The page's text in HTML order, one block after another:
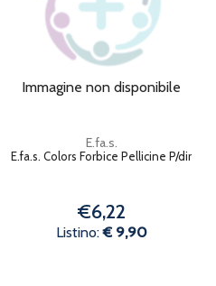
Immagine non disponibile
E.fa.s.
E.fa.s. Colors Forbice Pellicine P/dir
€6,22
Listino:€ 9,90